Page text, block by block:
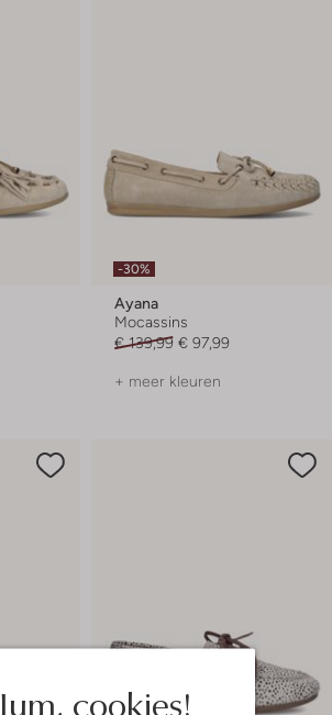
Jum, cookies!
-30%
Ayana
Mocassins
€ 139,99 € 97,99
+ meer kleuren